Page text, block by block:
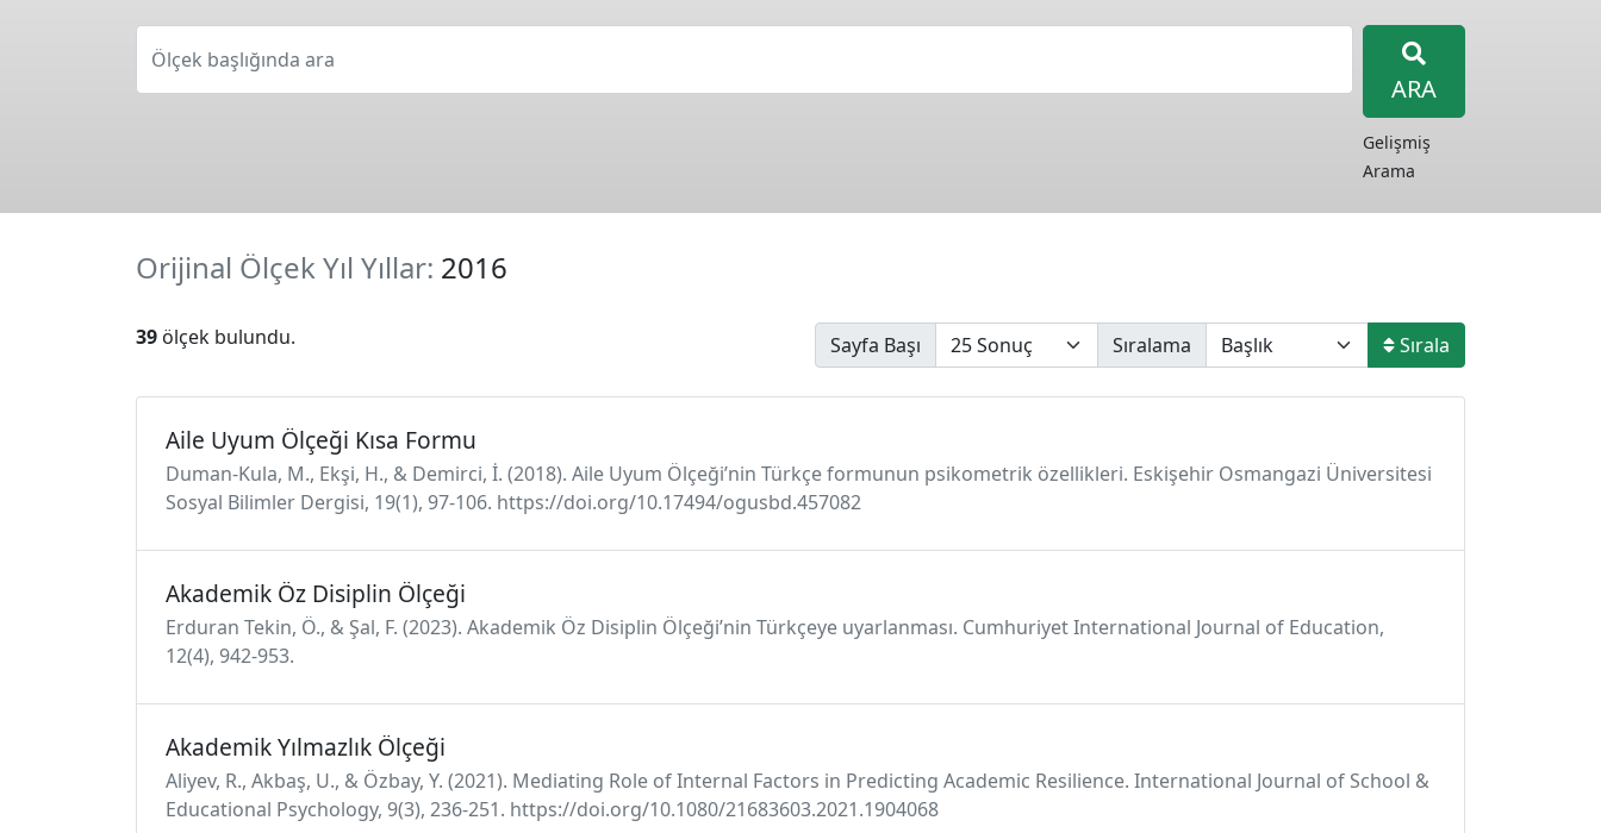
Ölçek başlığında ara
ARA
Gelişmiş
Arama
Orijinal Ölçek Yıl Yıllar: 2016
39 ölçek bulundu. Sayfa Başı Sıralama Sırala
Aile Uyum Ölçeği Kısa Formu
Duman-Kula, M., Ekşi, H., & Demirci, İ. (2018). Aile Uyum Ölçeği’nin Türkçe formunun psikometrik özellikleri. Eskişehir Osmangazi Üniversitesi
Sosyal Bilimler Dergisi, 19(1), 97-106. https://doi.org/10.17494/ogusbd.457082
Akademik Öz Disiplin Ölçeği
Erduran Tekin, Ö., & Şal, F. (2023). Akademik Öz Disiplin Ölçeği’nin Türkçeye uyarlanması. Cumhuriyet International Journal of Education,
12(4), 942-953.
Akademik Yılmazlık Ölçeği
Aliyev, R., Akbaş, U., & Özbay, Y. (2021). Mediating Role of Internal Factors in Predicting Academic Resilience. International Journal of School &
Educational Psychology, 9(3), 236-251. https://doi.org/10.1080/21683603.2021.1904068